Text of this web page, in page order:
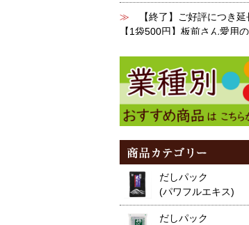
だしパック
(パワフルエキス)
だしパック